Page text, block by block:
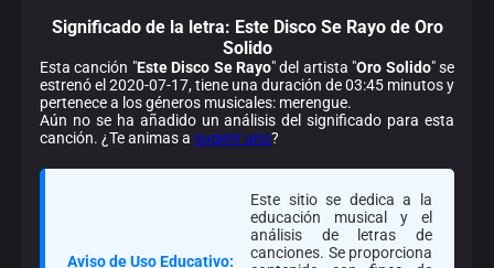
Significado de la letra: Este Disco Se Rayo de Oro
Solido
Esta canción "Este Disco Se Rayo" del artista "Oro Solido" se
estrenó el 2020-07-17, tiene una duración de 03:45 minutos y
pertenece a los géneros musicales: merengue.
Aún no se ha añadido un análisis del significado para esta
canción. ¿Te animas a sugerir uno?
Aviso de Uso Educativo:
Este sitio se dedica a la
educación musical y el
análisis de letras de
canciones. Se proporciona